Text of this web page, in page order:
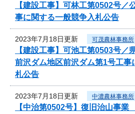
【建設工事】可林工第0502号／
事に関する一般競争入札公告
2023年7月18日更新 可茂農林事務所
【建設工事】可池工第0503号／
前沢ダム地区前沢ダム第1号工事
札公告
2023年7月18日更新 中濃農林事務所
【中治第0502号】復旧治山事